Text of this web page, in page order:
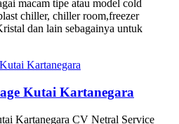
macam tipe atau model cold
chiller, chiller room,freezer
dan lain sebagainya untuk
Kutai Kartanegara
Kartanegara CV Netral Service